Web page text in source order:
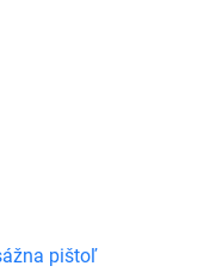
pištoľ